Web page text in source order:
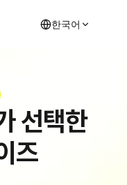
한국어
선택한
즈